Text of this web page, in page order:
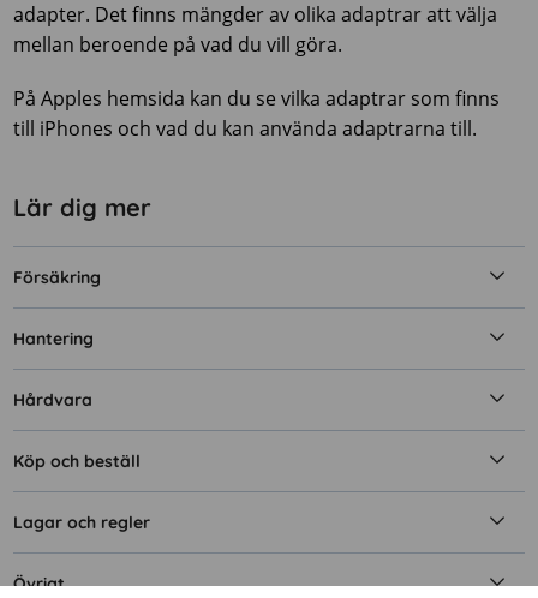
adapter. Det finns mängder av olika adaptrar att välja
mellan beroende på vad du vill göra.
På Apples hemsida kan du se vilka adaptrar som finns
till iPhones och vad du kan använda adaptrarna till.
Lär dig mer
Försäkring
Hantering
Hårdvara
Köp och beställ
Lagar och regler
Övrigt